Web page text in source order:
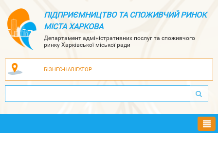
ПІДПРИЄМНИЦТВО ТА СПОЖИВЧИЙ РИНОК
МІСТА ХАРКОВА
Департамент адміністративних послуг та споживчого
ринку Харківської міської ради
БІЗНЕС-НАВІГАТОР